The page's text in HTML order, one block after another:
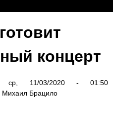
концерт
ср, 11/03/2020 - 01:50
Михаил Брацило